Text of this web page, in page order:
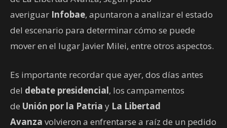
averiguar Infobae, apuntaron a analizar el estado
del escenario para determinar cómo se puede
mover en el lugar Javier Milei, entre otros aspectos.
Es importante recordar que ayer, dos días antes
del debate presidencial, los campamentos
de Unión por la Patria y La Libertad
Avanza volvieron a enfrentarse a raíz de un pedido